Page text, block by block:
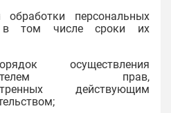
персональных
в том числе сроки их
осуществления
прав,
действующим